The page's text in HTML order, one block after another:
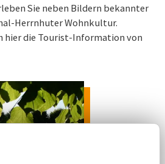
Sie neben Bildern bekannter
Herrnhuter Wohnkultur.
hier die Tourist-Information von